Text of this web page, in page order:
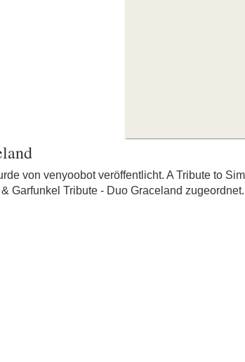
von venyoobot veröffentlicht. A Tribute to
Garfunkel Tribute - Duo Graceland zugeordnet.